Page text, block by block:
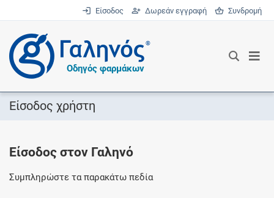
Είσοδος Δωρεάν εγγραφή Συνδρομή
®
Οδηγός φαρμάκων
Είσοδος χρήστη
Είσοδος στον Γαληνό
Συμπληρώστε τα παρακάτω πεδία